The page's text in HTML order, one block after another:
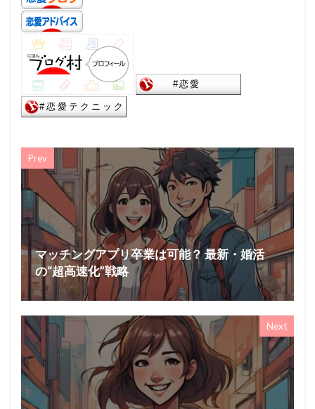
Prev
マッチングアプリ卒業は可能？ 最新・婚活
の“超高速化”戦略
Next